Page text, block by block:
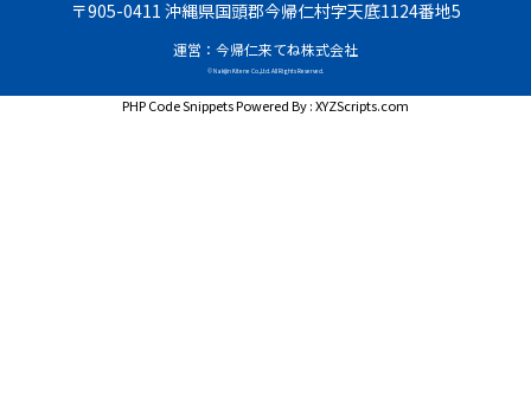
〒905-0411 沖縄県国頭郡今帰仁村字天底1124番地5
運営：今帰仁来てね株式会社
© Nakijin Kitene Co.,Ltd. All Rights Reserved.
PHP Code SnippetsPowered By :XYZScripts.com